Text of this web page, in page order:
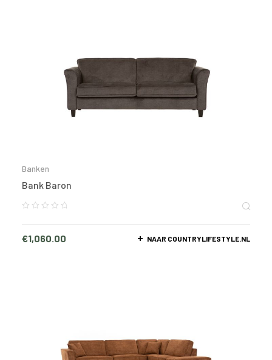
Banken
Bank Baron
€1,060.00 NAAR COUNTRYLIFESTYLE.NL